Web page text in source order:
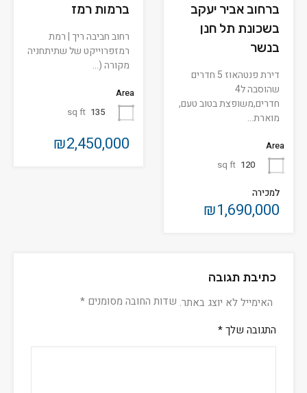
ברחוב אביר יעקב
בשכונת תל חנן
בנשר
דירת פנטהאוז 5 חדרים
שהוסבה ל4
חדרים,משופצת בטוב טעם,
מוארת…
Area
120
sq ft
למכירה
₪1,690,000
ברמות רמז
רחוב חביבה ריך | רמת
רמזפרוייקט של שתיתחניה
מקורה (…
Area
135
sq ft
₪2,450,000
כתיבת תגובה
האימייל לא יוצג באתר. שדות החובה מסומנים *
התגובה שלך*